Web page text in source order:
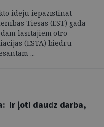
ideju iepazīstināt
Tiesas (EST) gada
lasītājiem otro
(ESTA) biedru
...
ir ļoti daudz darba,